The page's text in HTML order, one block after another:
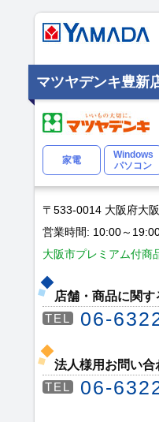
マツヤデンキ豊新
家電
Windows
パソコン
〒533-0014 大阪府大
営業時間: 10:00～
大阪市プレミアム付商
店舗・商品に関
TEL 06-
法人様用お問い合
TEL 06-